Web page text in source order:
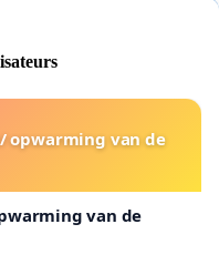
opwarming van de
van de